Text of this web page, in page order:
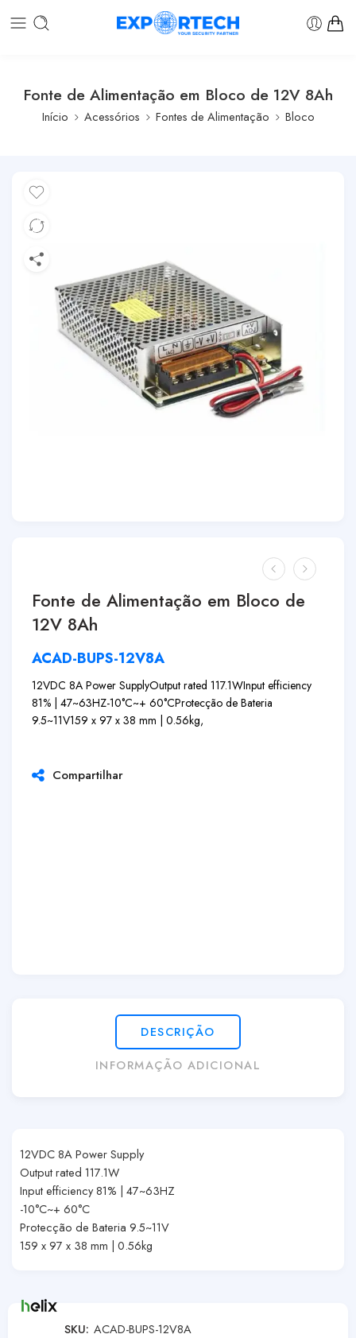
Fonte de Alimentação em Bloco de 12V 8Ah
Início Acessórios Fontes de Alimentação Bloco
Fonte de Alimentação em Bloco de
12V 8Ah
ACAD-BUPS-12V8A
12VDC 8A Power SupplyOutput rated 117.1WInput efficiency
81% | 47~63HZ-10°C~+ 60°CProtecção de Bateria
9.5~11V159 x 97 x 38 mm | 0.56kg,
Compartilhar
DESCRIÇÃO
INFORMAÇÃO ADICIONAL
12VDC 8A Power Supply
Output rated 117.1W
Input efficiency 81% | 47~63HZ
-10°C~+ 60°C
Protecção de Bateria 9.5~11V
159 x 97 x 38 mm | 0.56kg
SKU: ACAD-BUPS-12V8A